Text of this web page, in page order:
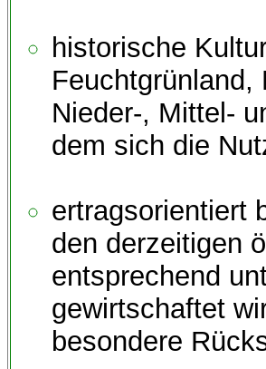
historische
Feuchtgrünland,
Nieder-, Mittel-
dem sich die
ertragsorientiert
den derzeitigen
entsprechend
gewirtschaftet
besondere